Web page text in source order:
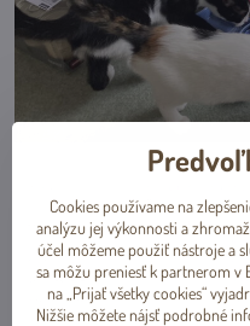
Cookies používame na
analýzu jej výkonnosti a
účel môžeme použiť nástroje a
sa môžu preniesť k partnerom v
na „Prijať všetky cookies“
Nižšie môžete nájsť podrobné